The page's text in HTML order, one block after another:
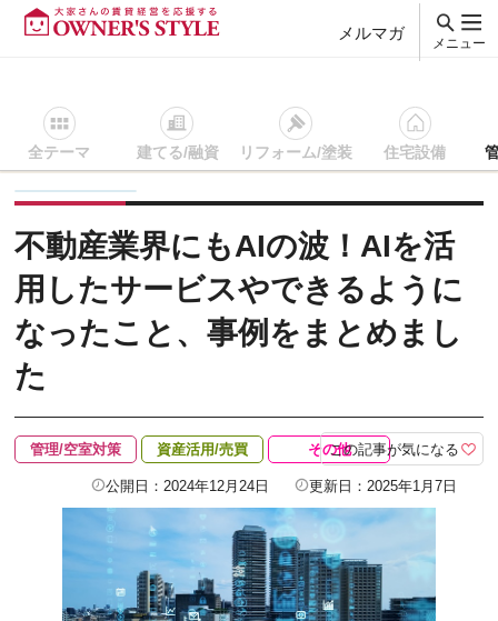
メルマガ
メニュー
全テーマ 建てる/融資 リフォーム/塗装 住宅設備
賃貸経営ＴＯＰ 管理/空室対策 記事を読む 不動産業界に
不動産業界にもAIの波！AIを活
用したサービスやできるように
なったこと、事例をまとめまし
た
管理/空室対策 資産活用/売買 その他この記事が気になる
公開日：2024年12月24日 更新日：2025年1月7日